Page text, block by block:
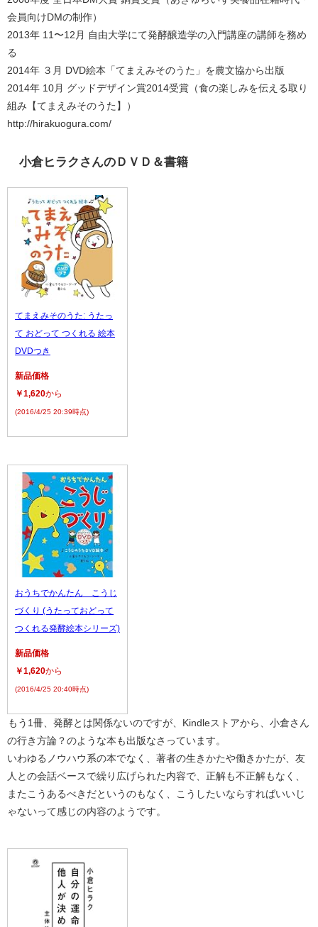
会員向けDMの制作）
2013年 11〜12月 自由大学にて発酵醸造学の入門講座の講師を務め
る
2014年 ３月 DVD絵本「てまえみそのうた」を農文協から出版
2014年 10月 グッドデザイン賞2014受賞（食の楽しみを伝える取り
組み【てまえみそのうた】）
http://hirakuogura.com/
小倉ヒラクさんのＤＶＤ＆書籍
てまえみそのうた: うたっ
て おどって つくれる 絵本
DVDつき
新品価格
￥1,620から
(2016/4/25 20:39時点)
おうちでかんたん こうじ
づくり (うたっておどって
つくれる発酵絵本シリーズ)
新品価格
￥1,620から
(2016/4/25 20:40時点)
もう1冊、発酵とは関係ないのですが、Kindleストアから、小倉さん
の行き方論？のような本も出版なさっています。
いわゆるノウハウ系の本でなく、著者の生きかたや働きかたが、友
人との会話ベースで繰り広げられた内容で、正解も不正解もなく、
またこうあるべきだというのもなく、こうしたいならすればいいじ
ゃないって感じの内容のようです。